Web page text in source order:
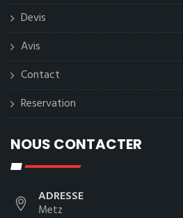
Devis
Avis
Contact
Reservation
NOUS CONTACTER
ADRESSE
Metz